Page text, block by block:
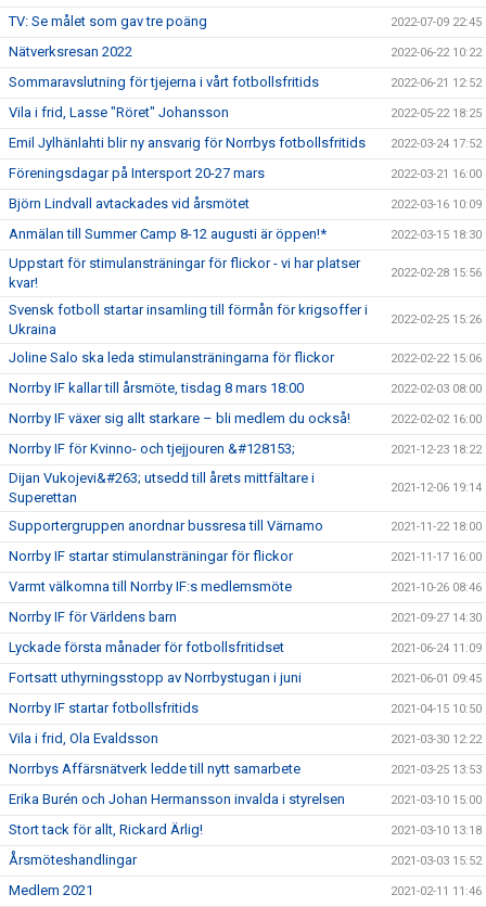
TV: Se målet som gav tre poäng 2022-07-09 22:45
Nätverksresan 2022 2022-06-22 10:22
Sommaravslutning för tjejerna i vårt fotbollsfritids 2022-06-21 12:52
Vila i frid, Lasse "Röret" Johansson 2022-05-22 18:25
Emil Jylhänlahti blir ny ansvarig för Norrbys fotbollsfritids 2022-03-24 17:52
Föreningsdagar på Intersport 20-27 mars 2022-03-21 16:00
Björn Lindvall avtackades vid årsmötet 2022-03-16 10:09
Anmälan till Summer Camp 8-12 augusti är öppen!* 2022-03-15 18:30
Uppstart för stimulansträningar för flickor - vi har platser
kvar!
2022-02-28 15:56
Svensk fotboll startar insamling till förmån för krigsoffer i
Ukraina
2022-02-25 15:26
Joline Salo ska leda stimulansträningarna för flickor 2022-02-22 15:06
Norrby IF kallar till årsmöte, tisdag 8 mars 18:00 2022-02-03 08:00
Norrby IF växer sig allt starkare – bli medlem du också! 2022-02-02 16:00
Norrby IF för Kvinno- och tjejjouren &#128153; 2021-12-23 18:22
Dijan Vukojevi&#263; utsedd till årets mittfältare i
Superettan
2021-12-06 19:14
Supportergruppen anordnar bussresa till Värnamo 2021-11-22 18:00
Norrby IF startar stimulansträningar för flickor 2021-11-17 16:00
Varmt välkomna till Norrby IF:s medlemsmöte 2021-10-26 08:46
Norrby IF för Världens barn 2021-09-27 14:30
Lyckade första månader för fotbollsfritidset 2021-06-24 11:09
Fortsatt uthyrningsstopp av Norrbystugan i juni 2021-06-01 09:45
Norrby IF startar fotbollsfritids 2021-04-15 10:50
Vila i frid, Ola Evaldsson 2021-03-30 12:22
Norrbys Affärsnätverk ledde till nytt samarbete 2021-03-25 13:53
Erika Burén och Johan Hermansson invalda i styrelsen 2021-03-10 15:00
Stort tack för allt, Rickard Ärlig! 2021-03-10 13:18
Årsmöteshandlingar 2021-03-03 15:52
Medlem 2021 2021-02-11 11:46